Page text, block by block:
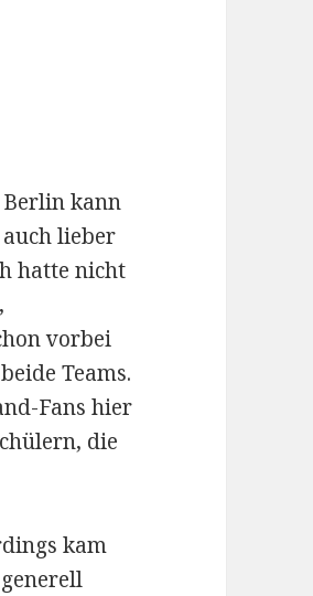
kann
lieber
hatte nicht
vorbei
Teams.
Fans hier
die
kam